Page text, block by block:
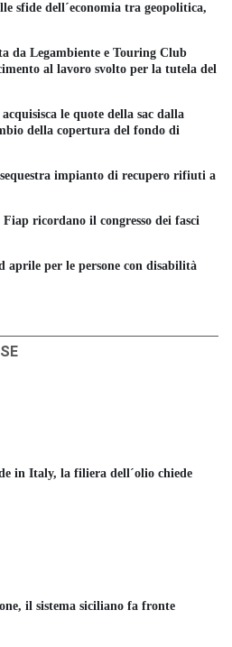
sfide dell´economia tra geopolitica,
da Legambiente e Touring Club
al lavoro svolto per la tutela del
le quote della sac dalla
della copertura del fondo di
impianto di recupero rifiuti a
ricordano il congresso dei fasci
aprile per le persone con disabilità
in Italy, la filiera dell´olio chiede
il sistema siciliano fa fronte